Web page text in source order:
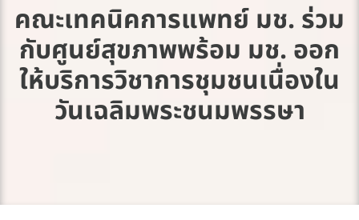
คณะเทคนิคการแพทย์ มช. ร่วม
กับศูนย์สุขภาพพร้อม มช. ออก
ให้บริการวิชาการชุมชนเนื่องใน
วันเฉลิมพระชนมพรรษา